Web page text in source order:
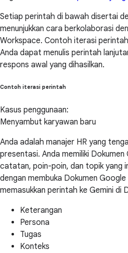
Setiap perintah di bawah disertai
menunjukkan cara berkolaborasi
Workspace. Contoh iterasi perintah
Anda dapat menulis perintah
respons awal yang dihasilkan.
Contoh iterasi perintah
Kasus penggunaan:
Menyambut karyawan baru
Anda adalah manajer HR yang
presentasi. Anda memiliki
catatan, poin-poin, dan topik yang
dengan membuka Dokumen
memasukkan perintah ke Gemini di
Keterangan
Persona
Tugas
Konteks